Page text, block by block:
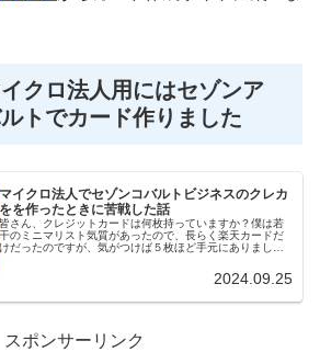
クロ法人用にはセゾンア
トでカード作りました
マイクロ法人でセゾンコバルトビジネスのクレカ
をを作ったときに苦戦した話
皆さん、クレジットカードは何枚持っていますか？僕は若
干のミニマリスト気質があったので、長らく楽天カードだ
けだったのですが、気がつけば５枚ほど手元にありまし
2024.09.25
スポンサーリンク